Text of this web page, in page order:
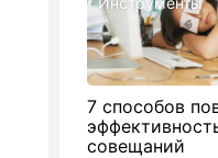
7 способов
совещаний